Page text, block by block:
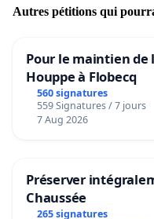
Autres pétitions qui
Pour le maintien de
Houppe à Flobecq
560 signatures
559 Signatures / 7 jours
7 Aug 2026
Préserver
Chaussée
265 signatures